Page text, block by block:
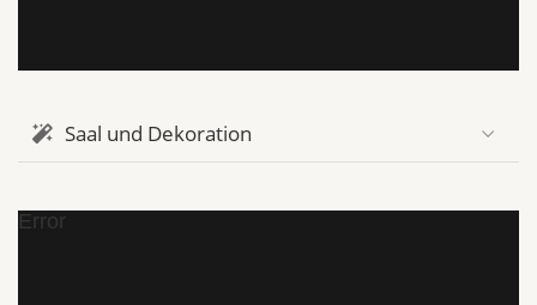
Saal und Dekoration
Error